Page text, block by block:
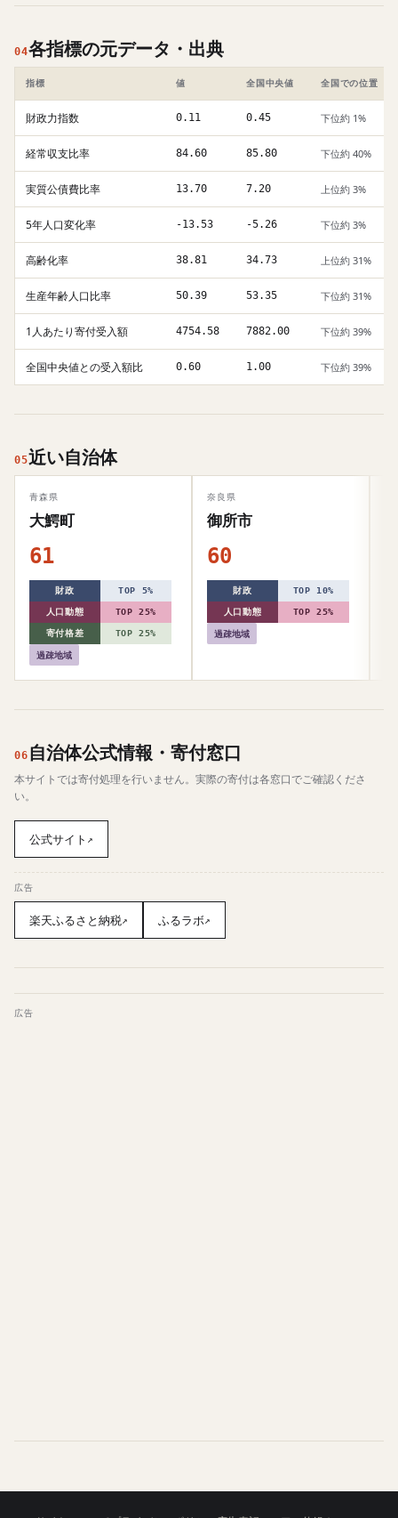
04各指標の元データ・出典
指標 値 全国中央値 全国での位置
財政力指数 0.11 0.45 下位約 1%
経常収支比率 84.60 85.80 下位約 40%
実質公債費比率 13.70 7.20 上位約 3%
5年人口変化率 -13.53 -5.26 下位約 3%
高齢化率 38.81 34.73 上位約 31%
生産年齢人口比率 50.39 53.35 下位約 31%
1人あたり寄付受入額 4754.58 7882.00 下位約 39%
全国中央値との受入額比 0.60 1.00 下位約 39%
05近い自治体
青森県
大鰐町
61
財政 TOP 5%
人口動態 TOP 25%
寄付格差 TOP 25%
過疎地域
奈良県
御所市
60
財政 TOP 10%
人口動態 TOP 25%
過疎地域
06 自治体公式情報・寄付窓口
本サイトでは寄付処理を行いません。実際の寄付は各窓口でご確認くださ
い。
公式サイト ↗
広告
楽天ふるさと納税↗ ふるラボ↗
広告